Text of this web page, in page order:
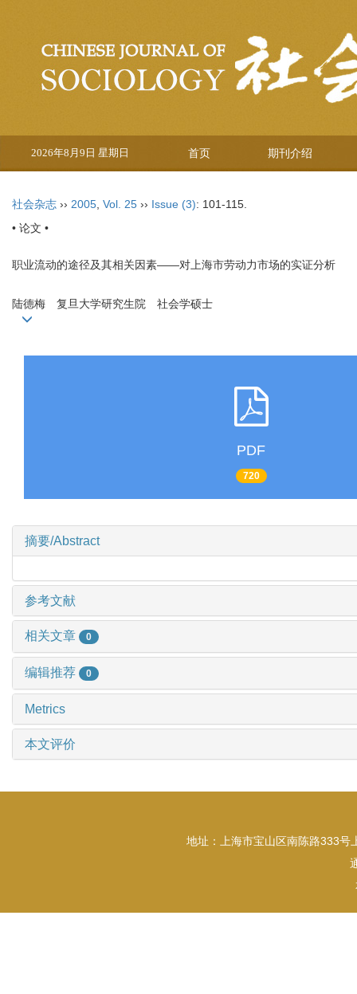
2026年8月9日 星期日 首页 期刊介绍
社会杂志 ›› 2005 Vol. 25 ›› Issue (3): 101-115.
• 论文 •
职业流动的途径及其相关因素——对上海市劳动力市场的实证分析
陆德梅 复旦大学研究生院 社会学硕士
PDF
720
摘要/Abstract
参考文献
相关文章 0
编辑推荐 0
Metrics
本文评价
地址：上海市宝山区南陈路333